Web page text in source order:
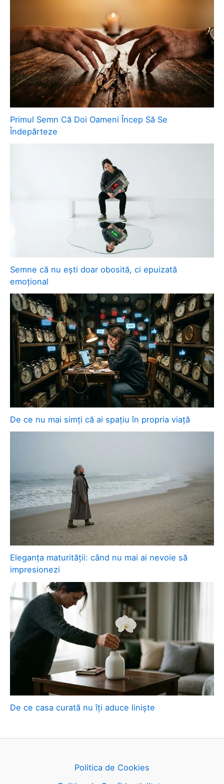
Primul Semn Că Doi Oameni Încep Să Se
Îndepărteze
Semne că nu ești doar obosită, ci epuizată
emoțional
De ce nu mai simți că ai spațiu în propria viață
Eleganța maturității: când nu mai ai nevoie să
impresionezi
De ce casa curată nu îți aduce liniște
Politica de Cookies